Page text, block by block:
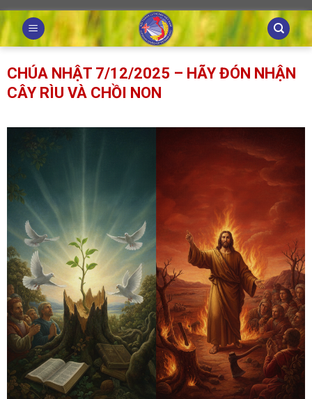
Skip
to
content
CHÚA NHẬT 7/12/2025 – HÃY ĐÓN NHẬN
CÂY RÌU VÀ CHỒI NON